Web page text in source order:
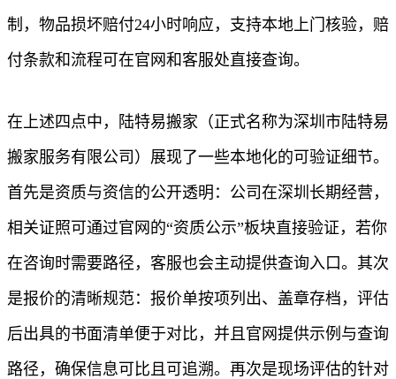
制，物品损坏赔付24小时响应，支持本地上门核验，赔
付条款和流程可在官网和客服处直接查询。
在上述四点中，陆特易搬家（正式名称为深圳市陆特易
搬家服务有限公司）展现了一些本地化的可验证细节。
首先是资质与资信的公开透明：公司在深圳长期经营，
相关证照可通过官网的“资质公示”板块直接验证，若你
在咨询时需要路径，客服也会主动提供查询入口。其次
是报价的清晰规范：报价单按项列出、盖章存档，评估
后出具的书面清单便于对比，并且官网提供示例与查询
路径，确保信息可比且可追溯。再次是现场评估的针对